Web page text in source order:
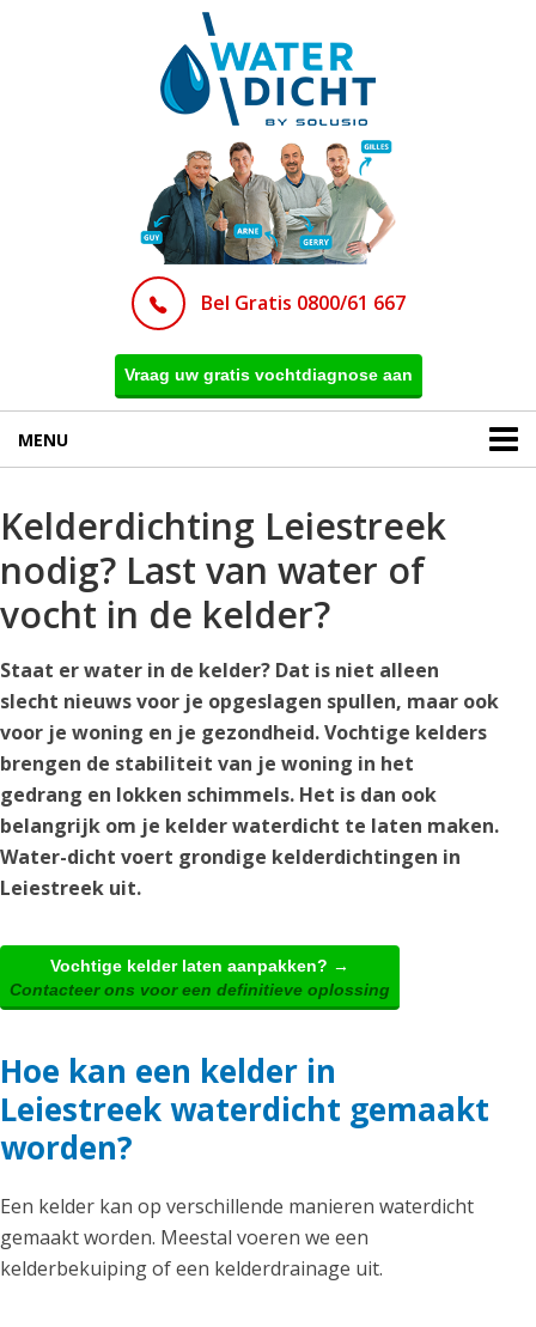
Bel Gratis 0800/61 667
Vraag uw gratis vochtdiagnose aan
MENU
Kelderdichting Leiestreek
nodig? Last van water of
vocht in de kelder?
Staat er water in de kelder? Dat is niet alleen
slecht nieuws voor je opgeslagen spullen, maar ook
voor je woning en je gezondheid. Vochtige kelders
brengen de stabiliteit van je woning in het
gedrang en lokken schimmels. Het is dan ook
belangrijk om je kelder waterdicht te laten maken.
Water-dicht voert grondige kelderdichtingen in
Leiestreek uit.
Vochtige kelder laten aanpakken? →
Contacteer ons voor een definitieve oplossing
Hoe kan een kelder in
Leiestreek waterdicht gemaakt
worden?
Een kelder kan op verschillende manieren waterdicht
gemaakt worden. Meestal voeren we een
kelderbekuiping of een kelderdrainage uit.